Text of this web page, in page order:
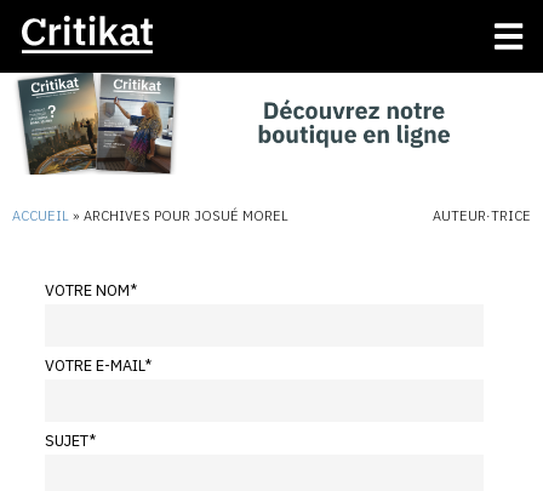
ACCUEIL » ARCHIVES POUR JOSUÉ MOREL AUTEUR·TRICE
VOTRE NOM*
VOTRE E-MAIL*
SUJET*